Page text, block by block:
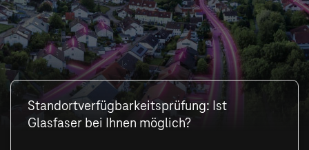
Standortverfügbarkeitsprüfung: Ist
Glasfaser bei Ihnen möglich?